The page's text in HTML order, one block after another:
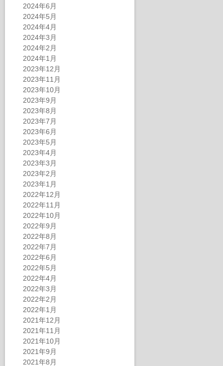
2024年6月
2024年5月
2024年4月
2024年3月
2024年2月
2024年1月
2023年12月
2023年11月
2023年10月
2023年9月
2023年8月
2023年7月
2023年6月
2023年5月
2023年4月
2023年3月
2023年2月
2023年1月
2022年12月
2022年11月
2022年10月
2022年9月
2022年8月
2022年7月
2022年6月
2022年5月
2022年4月
2022年3月
2022年2月
2022年1月
2021年12月
2021年11月
2021年10月
2021年9月
2021年8月